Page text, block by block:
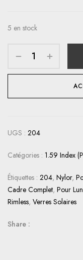
5 en stock
UGS : 204
Catégories : 1.59 Index
Étiquettes : 204, Nylor,
Cadre Complet, Pour
Rimless, Verres Solaires
Share :